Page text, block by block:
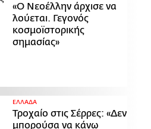
«Ο Νεοέλλην άρχισε να
λούεται. Γεγονός
κοσμοϊστορικής
σημασίας»
ΕΛΛΑΔΑ
Τροχαίο στις Σέρρες: «Δεν
μπορούσα να κάνω